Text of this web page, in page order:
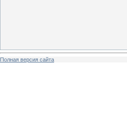
Полная версия сайта